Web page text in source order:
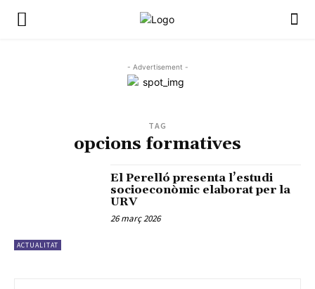
- Advertisement -
TAG
opcions formatives
ACTUALITAT
El Perelló presenta l’estudi
socioeconòmic elaborat per la
URV
26 març 2026